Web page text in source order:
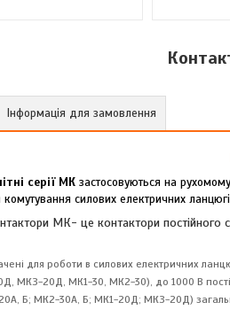
Інформація для замовлення
серії МК застосовуються на
силових електричних
МК- це контактори
для роботи в силових електричних
МКЗ-20Д, МК1-30, МК2-30), до 1000 В
Б; МК2-30А, Б; МК1-20Д; МКЗ-20Д)